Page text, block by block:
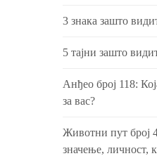
3 знака зашто
5 тајни зашто
Анђео број 118:
за вас?
Животни пут број
значење, личност,